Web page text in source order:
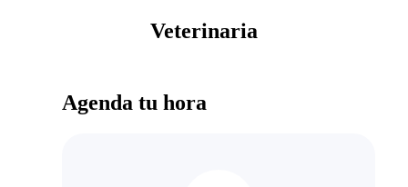
Veterinaria
Agenda tu hora